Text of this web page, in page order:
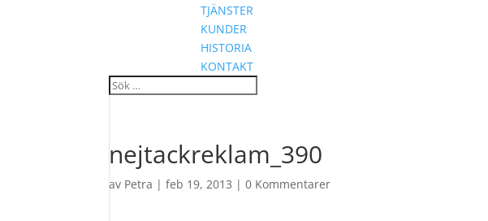
TJÄNSTER
KUNDER
HISTORIA
KONTAKT
nejtackreklam_390
av Petra |feb 19, 2013 |0 Kommentarer